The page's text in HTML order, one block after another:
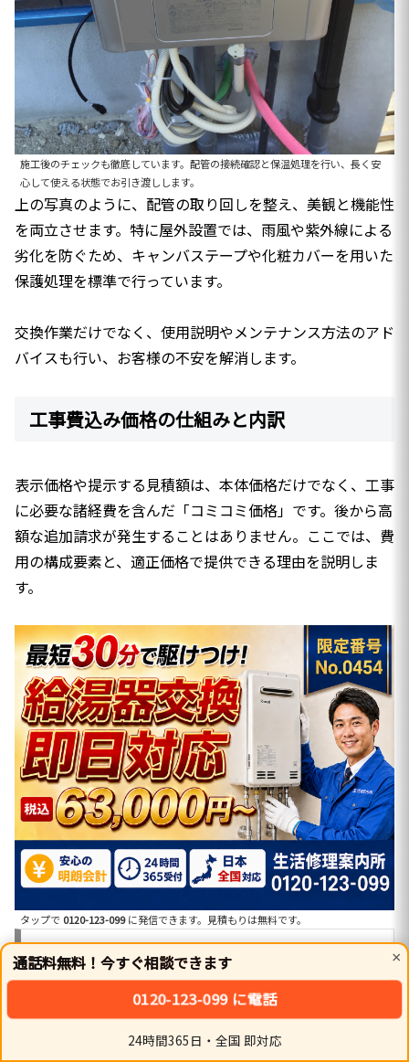
×
通話料無料！今すぐ相談できます
0120-123-099 に電話
24時間365日・全国 即対応
施工後のチェックも徹底しています。配管の接続確認と保温処理を行い、長く安
心して使える状態でお引き渡しします。
上の写真のように、配管の取り回しを整え、美観と機能性
を両立させます。特に屋外設置では、雨風や紫外線による
劣化を防ぐため、キャンバステープや化粧カバーを用いた
保護処理を標準で行っています。
交換作業だけでなく、使用説明やメンテナンス方法のアド
バイスも行い、お客様の不安を解消します。
工事費込み価格の仕組みと内訳
表示価格や提示する見積額は、本体価格だけでなく、工事
に必要な諸経費を含んだ「コミコミ価格」です。後から高
額な追加請求が発生することはありません。ここでは、費
用の構成要素と、適正価格で提供できる理由を説明しま
す。
タップで 0120-123-099に発信できます。見積もりは無料です。
① 費用の内訳：本体＋標準工事費＋処分費
お見積もり金額には、新しい給湯器本体、リモコンセッ
ト、標準取り付け工事費、既存機器の撤去処分費が含まれ
シェア トップ